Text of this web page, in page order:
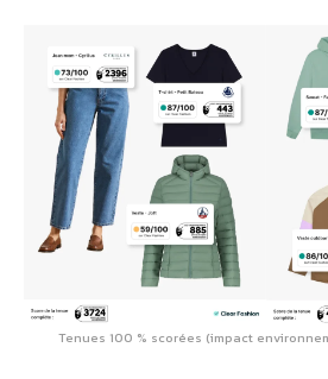
Tenues 100 % scorées (impact